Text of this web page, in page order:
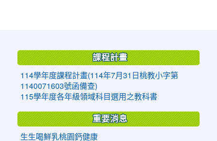
課程計畫
114學年度課程計畫(114年7月31日桃教小字第
1140071603號函備查)
115學年度各年級領域科目選用之教科書
重要消息
生生喝鮮乳桃園鈣健康